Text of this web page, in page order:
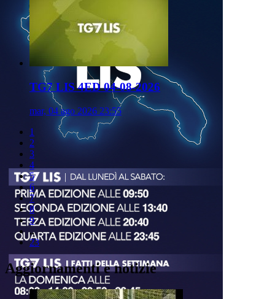
TG7 LIS 4ED 04-08-2026
mar, 04 ago 2026 23:55
1
2
3
4
5
6
7
8
9
..
23
Aggiornamenti e notizie